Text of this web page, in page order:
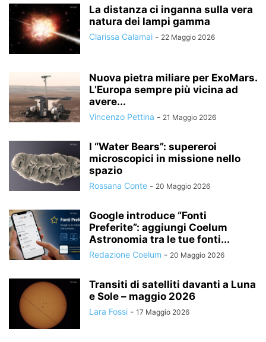
La distanza ci inganna sulla vera
natura dei lampi gamma
Clarissa Calamai - 22 Maggio 2026
Nuova pietra miliare per ExoMars.
L’Europa sempre più vicina ad
avere...
Vincenzo Pettina - 21 Maggio 2026
I “Water Bears”: supereroi
microscopici in missione nello
spazio
Rossana Conte - 20 Maggio 2026
Google introduce “Fonti
Preferite”: aggiungi Coelum
Astronomia tra le tue fonti...
Redazione Coelum - 20 Maggio 2026
Transiti di satelliti davanti a Luna
e Sole – maggio 2026
Lara Fossi - 17 Maggio 2026